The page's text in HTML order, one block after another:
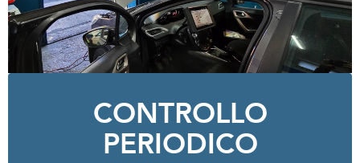
CONTROLLO
PERIODICO